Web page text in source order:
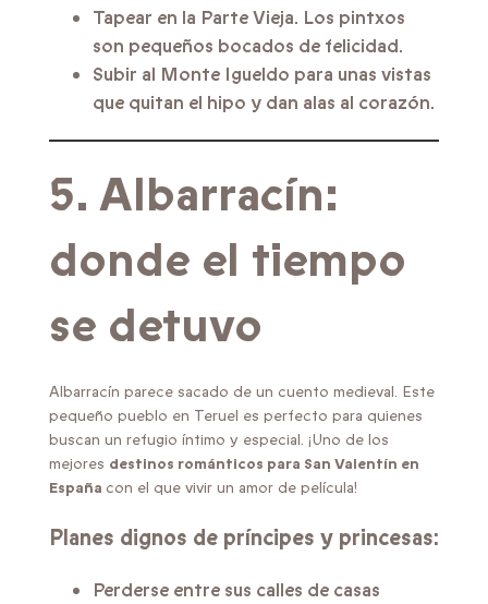
Tapear en la Parte Vieja. Los pintxos
son pequeños bocados de felicidad.
Subir al Monte Igueldo para unas vistas
que quitan el hipo y dan alas al corazón.
5. Albarracín:
donde el tiempo
se detuvo
Albarracín parece sacado de un cuento medieval. Este
pequeño pueblo en Teruel es perfecto para quienes
buscan un refugio íntimo y especial. ¡Uno de los
mejores destinos románticos para San Valentín en
España con el que vivir un amor de película!
Planes dignos de príncipes y princesas:
Perderse entre sus calles de casas